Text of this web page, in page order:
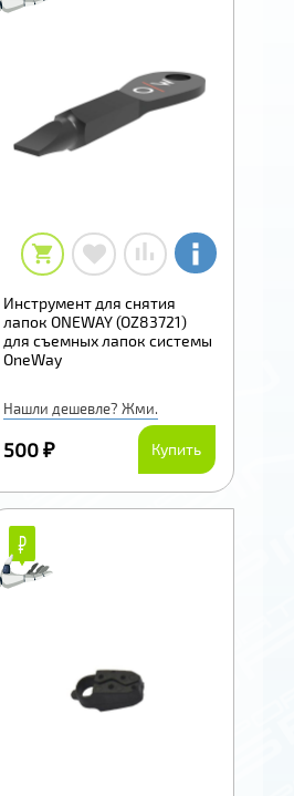
Инструмент для снятия
лапок ONEWAY (OZ83721)
для съемных лапок системы
OneWay
Нашли дешевле? Жми.
500 ₽ Купить
₽
₽